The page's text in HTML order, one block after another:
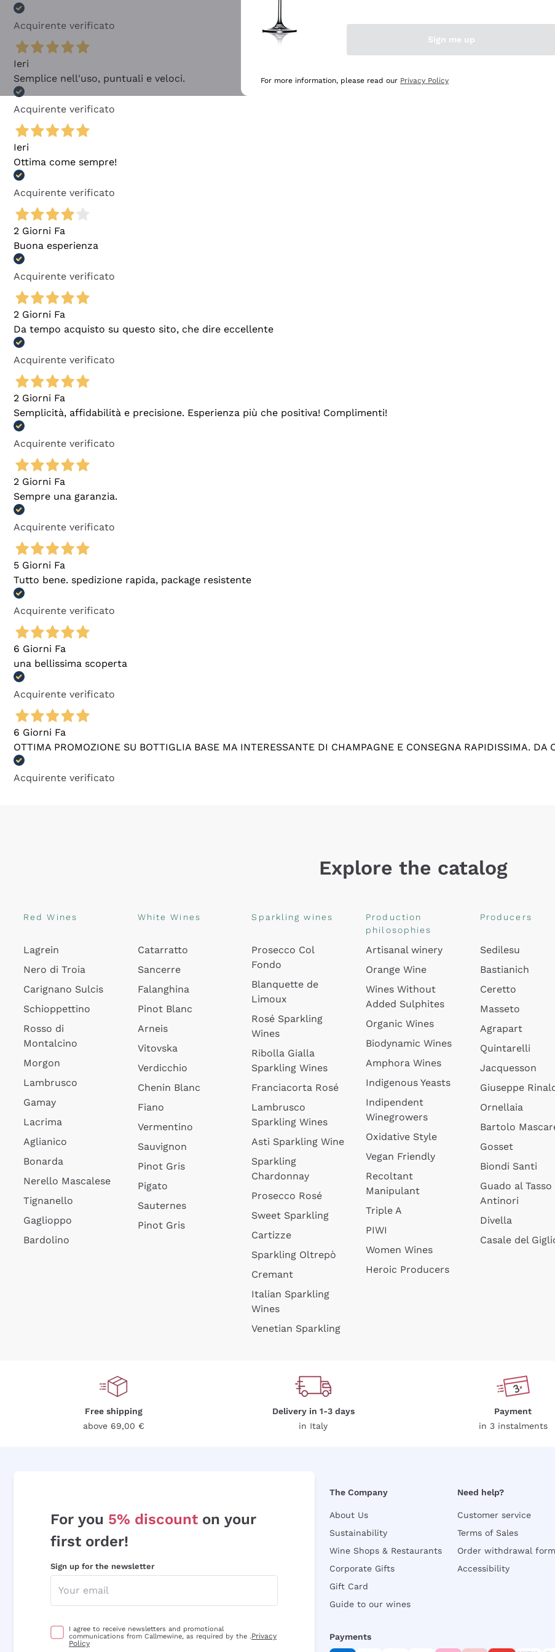
Acquirente verificato
Ieri
Semplice nell'uso, puntuali e veloci.
Acquirente verificato
Ieri
Ottima come sempre!
Acquirente verificato
2 Giorni Fa
Buona esperienza
Acquirente verificato
2 Giorni Fa
Da tempo acquisto su questo sito, che dire eccellente
Acquirente verificato
2 Giorni Fa
Semplicità, affidabilità e precisione. Esperienza più che positiva! Complimenti!
Acquirente verificato
2 Giorni Fa
Sempre una garanzia.
Acquirente verificato
5 Giorni Fa
Tutto bene. spedizione rapida, package resistente
Acquirente verificato
6 Giorni Fa
una bellissima scoperta
Acquirente verificato
6 Giorni Fa
OTTIMA PROMOZIONE SU BOTTIGLIA BASE MA INTERESSANTE DI CHAMPAGNE E CONSEGNA RAPIDISSIMA. DA
Acquirente verificato
Explore the catalog
Red Wines
Lagrein
Nero di Troia
Carignano Sulcis
Schioppettino
Rosso di
Montalcino
Morgon
Lambrusco
Gamay
Lacrima
Aglianico
Bonarda
Nerello Mascalese
Tignanello
Gaglioppo
Bardolino
White Wines
Catarratto
Sancerre
Falanghina
Pinot Blanc
Arneis
Vitovska
Verdicchio
Chenin Blanc
Fiano
Vermentino
Sauvignon
Pinot Gris
Pigato
Sauternes
Pinot Gris
Sparkling wines
Prosecco Col
Fondo
Blanquette de
Limoux
Rosé Sparkling
Wines
Ribolla Gialla
Sparkling Wines
Franciacorta Rosé
Lambrusco
Sparkling Wines
Asti Sparkling Wine
Sparkling
Chardonnay
Prosecco Rosé
Sweet Sparkling
Cartizze
Sparkling Oltrepò
Cremant
Italian Sparkling
Wines
Venetian Sparkling
Production
philosophies
Artisanal winery
Orange Wine
Wines Without
Added Sulphites
Organic Wines
Biodynamic Wines
Amphora Wines
Indigenous Yeasts
Indipendent
Winegrowers
Oxidative Style
Vegan Friendly
Recoltant
Manipulant
Triple A
PIWI
Women Wines
Heroic Producers
Producers
Sedilesu
Bastianich
Ceretto
Masseto
Agrapart
Quintarelli
Jacquesson
Giuseppe
Ornellaia
Bartolo
Gosset
Biondi Santi
Guado al Tasso
Antinori
Divella
Casale del
Free shipping
above 69,00 €
Delivery in 1-3 days
in Italy
Payment
in 3 instalments
For you 5% discount on your
first order!
Sign up for the newsletter
I agree to receive newsletters and promotional
communications from Callmewine, as required by the .Privacy
Policy
The Company
About Us
Sustainability
Wine Shops & Restaurants
Corporate Gifts
Gift Card
Guide to our wines
Need help?
Customer service
Terms of Sales
Order withdrawal form
Accessibility
Payments
Sign me up
For more information, please read our Privacy Policy